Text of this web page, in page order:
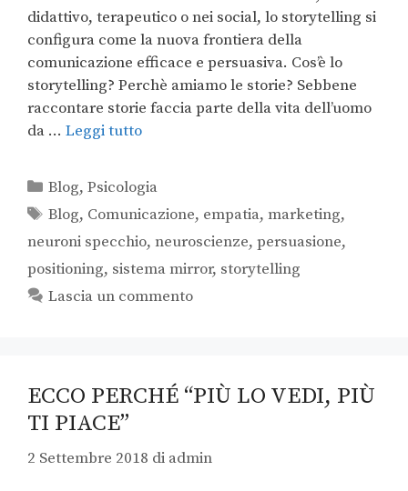
didattivo, terapeutico o nei social, lo storytelling si
configura come la nuova frontiera della
comunicazione efficace e persuasiva. Cos’è lo
storytelling? Perchè amiamo le storie? Sebbene
raccontare storie faccia parte della vita dell’uomo
da … Leggi tutto
Blog,Psicologia
Blog, Comunicazione, empatia,marketing,
neuroni specchio, neuroscienze, persuasione,
positioning, sistema mirror, storytelling
Lascia un commento
ECCO PERCHÉ “PIÙ LO VEDI, PIÙ
TI PIACE”
2 Settembre 2018 di admin